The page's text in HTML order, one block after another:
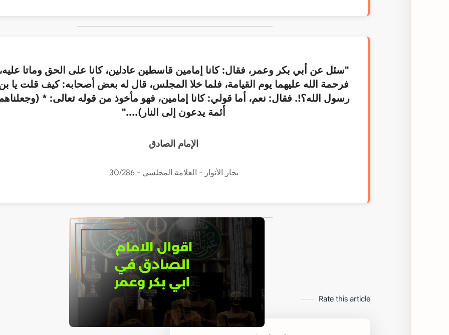
"سئل عن أبي بكر وعمر، فقال: كانا إمامين قاسطين عادلين، كانا على الحق وماتا
فرحمة الله عليهما يوم القيامة، فلما خلا المجلس، قال له بعض أصحابه: كيف قلت يا
رسول الله؟!. فقال: نعم، أما قولي: كانا إمامين، فهو مأخوذ من قوله تعالى: *
أئمة يدعون إلى النار)...."
الإمام الصادق
بحار الأنوار - العلامة المجلسي - 30/286
Rate this article